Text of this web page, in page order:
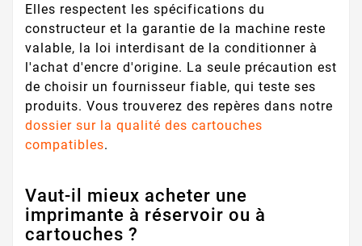
Elles respectent les spécifications du
constructeur et la garantie de la machine reste
valable, la loi interdisant de la conditionner à
l'achat d'encre d'origine. La seule précaution est
de choisir un fournisseur fiable, qui teste ses
produits. Vous trouverez des repères dans notre
dossier sur la qualité des cartouches
compatibles.
Vaut-il mieux acheter une
imprimante à réservoir ou à
cartouches ?